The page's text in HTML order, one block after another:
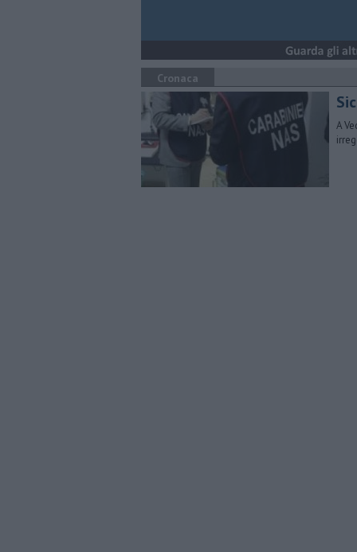
Cronaca
A